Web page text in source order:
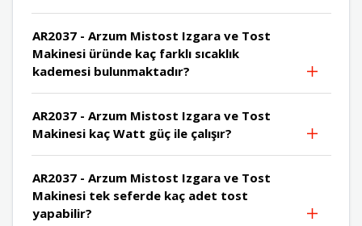
AR2037 - Arzum Mistost Izgara ve Tost
Makinesi üründe kaç farklı sıcaklık
kademesi bulunmaktadır?
AR2037 - Arzum Mistost Izgara ve Tost
Makinesi kaç Watt güç ile çalışır?
AR2037 - Arzum Mistost Izgara ve Tost
Makinesi tek seferde kaç adet tost
yapabilir?